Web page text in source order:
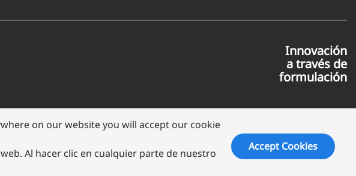
Innovación
a través de
formulación
on our website you will accept our cookie
Al hacer clic en cualquier parte de nuestro
Accept Cookies